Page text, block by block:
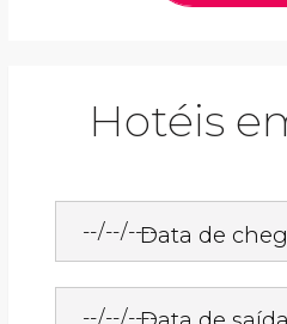
Hotéis
Data de